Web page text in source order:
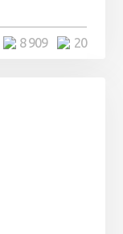
20
8 909